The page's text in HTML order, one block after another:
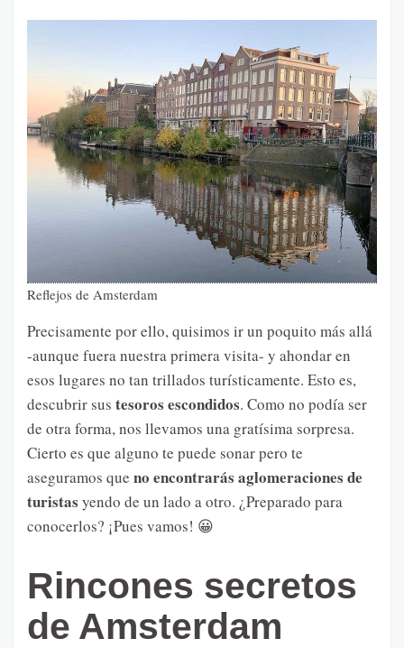
Reflejos de Amsterdam
Precisamente por ello, quisimos ir un poquito más allá
-aunque fuera nuestra primera visita- y ahondar en
esos lugares no tan trillados turísticamente. Esto es,
descubrir sus tesoros escondidos. Como no podía ser
de otra forma, nos llevamos una gratísima sorpresa.
Cierto es que alguno te puede sonar pero te
aseguramos que no encontrarás aglomeraciones de
turistas yendo de un lado a otro. ¿Preparado para
conocerlos? ¡Pues vamos! 😀
Rincones secretos
de Amsterdam